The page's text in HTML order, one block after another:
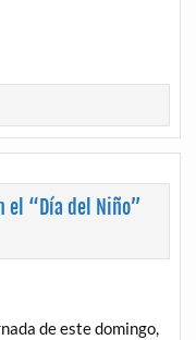
el “Día del Niño”
de este domingo,